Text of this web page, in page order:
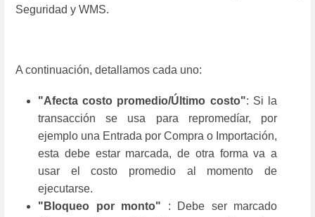
Seguridad y WMS.
A continuación, detallamos cada uno:
"Afecta costo promedio/Último costo": Si la
transacción se usa para repromedíar, por
ejemplo una Entrada por Compra o Importación,
esta debe estar marcada, de otra forma va a
usar el costo promedio al momento de
ejecutarse.
"Bloqueo por monto" : Debe ser marcado